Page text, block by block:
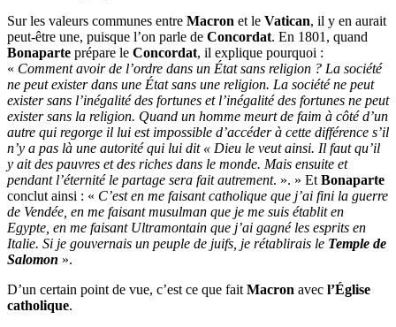
Sur les valeurs communes entre Macron et le Vatican, il y en aurait
peut-être une, puisque l’on parle de Concordat. En 1801, quand
Bonaparte prépare le Concordat, il explique pourquoi :
« Comment avoir de l’ordre dans un État sans religion ? La société
ne peut exister dans une État sans une religion. La société ne peut
exister sans l’inégalité des fortunes et l’inégalité des fortunes ne peut
exister sans la religion. Quand un homme meurt de faim à côté d’un
autre qui regorge il lui est impossible d’accéder à cette différence s’il
n’y a pas là une autorité qui lui dit « Dieu le veut ainsi. Il faut qu’il
y ait des pauvres et des riches dans le monde. Mais ensuite et
pendant l’éternité le partage sera fait autrement. ». » Et Bonaparte
conclut ainsi : « C’est en me faisant catholique que j’ai fini la guerre
de Vendée, en me faisant musulman que je me suis établit en
Egypte, en me faisant Ultramontain que j’ai gagné les esprits en
Italie. Si je gouvernais un peuple de juifs, je rétablirais le Temple de
Salomon ».
D’un certain point de vue, c’est ce que fait Macron avec l’Église
catholique.